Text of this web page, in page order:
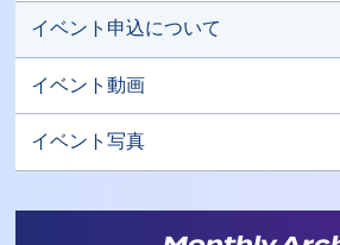
イベント申込について
イベント動画
イベント写真